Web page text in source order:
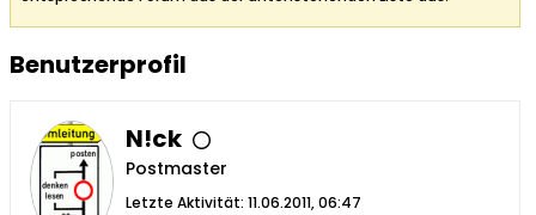
Benutzerprofil
N!ck
Postmaster
Letzte Aktivität: 11.06.2011, 06:47